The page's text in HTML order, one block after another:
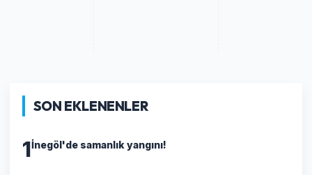
SON EKLENENLER
1İnegöl'de samanlık yangını!